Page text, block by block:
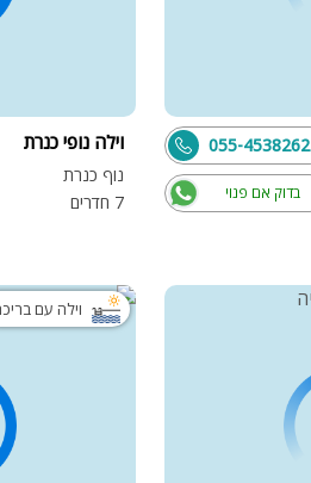
בדוק אם פנוי
055-4538262 וילה נופי כנרת
נוף כנרת
7 חדרים
וילה עם